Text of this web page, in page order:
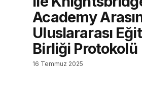
Academy
Uluslararası
Birliği Protokolü
16 Temmuz 2025